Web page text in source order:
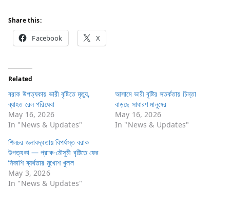
Share this:
Facebook X
Related
বরাক উপত্যকায় ভারী বৃষ্টিতে মৃত্যু,
ব্যাহত রেল পরিষেবা
May 16, 2026
In "News & Updates"
আসামে ভারী বৃষ্টির সতর্কতায় চিন্তা
বাড়ছে সাধারণ মানুষের
May 16, 2026
In "News & Updates"
শিলচর জলাবদ্ধতায় বিপর্যস্ত বরাক
উপত্যকা — প্রাক-মৌসুমী বৃষ্টিতে ফের
নিকাশি ব্যর্থতার মুখোশ খুলল
May 3, 2026
In "News & Updates"